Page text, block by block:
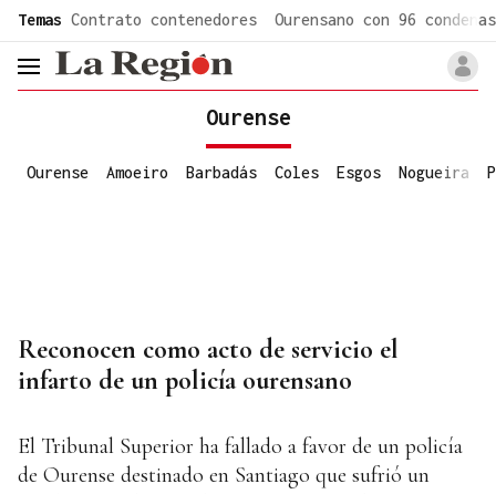
Temas Contrato contenedores Ourensano con 96 condenas
header.menu.open
Ourense
Ourense Amoeiro Barbadás Coles Esgos Nogueira
Reconocen como acto de servicio el
infarto de un policía ourensano
El Tribunal Superior ha fallado a favor de un policía
de Ourense destinado en Santiago que sufrió un